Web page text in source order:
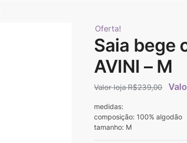
Oferta!
Saia bege
AVINI – M
R$239,00
medidas:
composição: 100% algodão
tamanho: M